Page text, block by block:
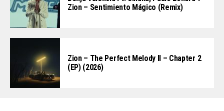
Zion – Sentimiento Mágico (Remix)
Zion – The Perfect Melody II – Chapter 2
(EP) (2026)